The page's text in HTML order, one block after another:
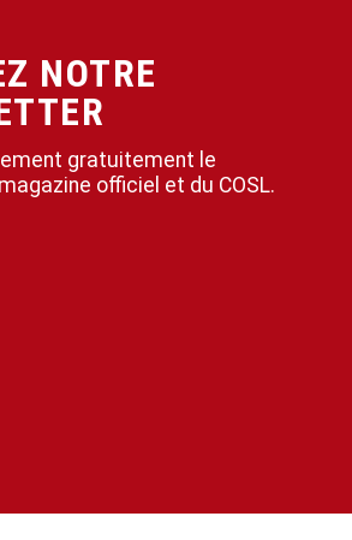
NOTRE
gratuitement le
officiel et du COSL.